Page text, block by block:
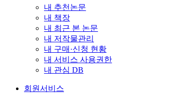
내 추천논문
내 책장
내 최근 본 논문
내 저작물관리
내 구매·신청 현황
내 서비스 사용권한
내 관심 DB
회원서비스